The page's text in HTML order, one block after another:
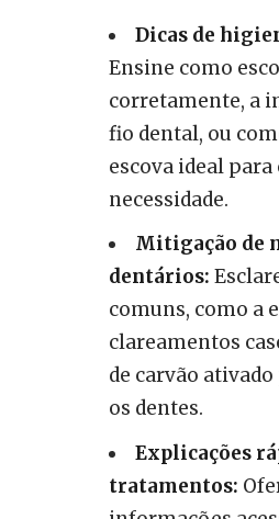
Dicas de
Ensine como
corretamente, a
fio dental, ou
escova ideal para
necessidade.
Mitigação de
dentários:
comuns, como a
clareamentos
de carvão
os dentes.
Explicações
tratamentos: